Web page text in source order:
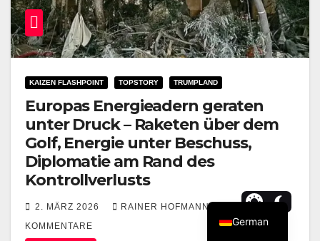
KAIZEN FLASHPOINT TOPSTORY TRUMPLAND
Europas Energieadern geraten
unter Druck – Raketen über dem
Golf, Energie unter Beschuss,
Diplomatie am Rand des
Kontrollverlusts
2. MÄRZ 2026 RAINER HOFMANN
KOMMENTARE
German